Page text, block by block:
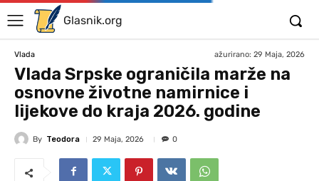
Glasnik.org
Vlada ažurirano: 29 Maja, 2026
Vlada Srpske ograničila marže na
osnovne životne namirnice i
lijekove do kraja 2026. godine
By Teodora 29 Maja, 2026 0